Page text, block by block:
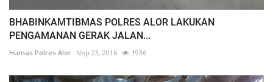
BHABINKAMTIBMAS POLRES ALOR LAKUKAN
PENGAMANAN GERAK JALAN...
Humas Polres Alor Nop 23, 2016 1936